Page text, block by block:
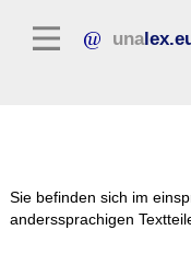
una
Sie befinden sich im
anderssprachigen